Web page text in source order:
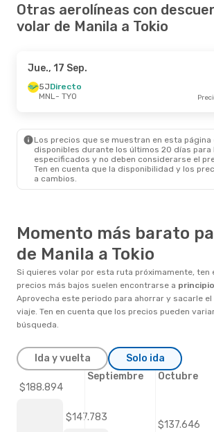
Otras aerolíneas con
volar de Manila a Tokio
Jue., 17 Sep.
5JDirecto
MNL- TYO
Los precios que se muestran en esta página
disponibles durante los últimos 20 días para
especificados y no deben considerarse el
Ten en cuenta que la disponibilidad y los
a cambios.
Momento más barato
de Manila a Tokio
Si quieres volar por esta ruta próximamente, ten
precios más bajos suelen encontrarse a
Aprovecha este periodo para ahorrar y sacarle
viaje. Ten en cuenta que los precios pueden
búsqueda.
Ida y vuelta Solo ida
$188.894
$147.783
$137.646
Septiembre Octubre